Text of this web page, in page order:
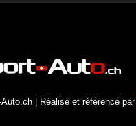
| Réalisé et référencé par